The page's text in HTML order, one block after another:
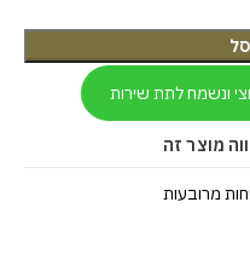
ונשמח לתת שירות
מוצר זה
מרובעות